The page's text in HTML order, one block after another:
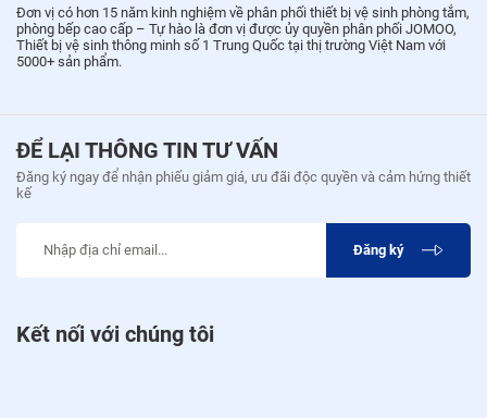
Đơn vị có hơn 15 năm kinh nghiệm về phân phối thiết bị vệ sinh phòng tắm,
phòng bếp cao cấp – Tự hào là đơn vị được ủy quyền phân phối JOMOO,
Thiết bị vệ sinh thông minh số 1 Trung Quốc tại thị trường Việt Nam với
5000+ sản phẩm.
ĐỂ LẠI THÔNG TIN TƯ VẤN
Đăng ký ngay để nhận phiếu giảm giá, ưu đãi độc quyền và cảm hứng thiết
kế
Đăng ký
Kết nối với chúng tôi